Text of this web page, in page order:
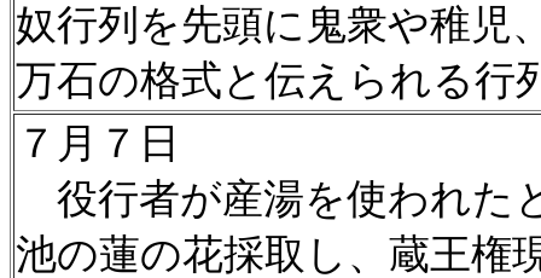
奴行列を先頭に鬼衆や稚児
万石の格式と伝えられる行
７月７日
役行者が産湯を使われた
池の蓮の花採取し、蔵王権